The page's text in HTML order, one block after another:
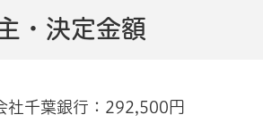
・決定金額
社千葉銀行：292,500円